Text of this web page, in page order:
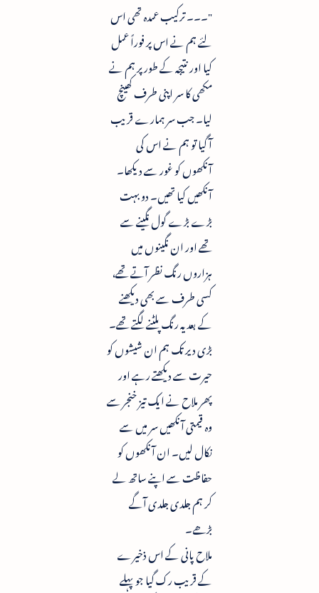
"۔۔۔ ترکیب عمدہ تھی اس
لئے ہم نے اس پر فوراً عمل
کیا اور نتیجہ کے طور پر ہم نے
مکھی کا سر اپنی طرف کھینچ
لیا۔ جب سر ہمارے قریب
آ گیا تو ہم نے اس کی
آنکھوں کو غور سے دیکھا۔
آنکھیں کیا تھیں۔ دو بہت
بڑے بڑے گول نگینے سے
تھے اور ان نگینوں میں
ہزاروں رنگ نظر آتے تھے،
کسی طرف سے بھی دیکھنے
کے بعد یہ رنگ پلٹنے لگتے تھے۔
بڑی دیر تک ہم ان شیشوں کو
حیرت سے دیکھتے رہے اور
پھر ملاح نے ایک تیز خنجر سے
وہ قیمتی آنکھیں سر میں سے
نکال لیں۔ ان آنکھوں کو
حفاظت سے اپنے ساتھ لے
کر ہم جلدی جلدی آگے
بڑھے۔
ملاح پانی کے اس ذخیرے
کے قریب رک گیا جو پہلے